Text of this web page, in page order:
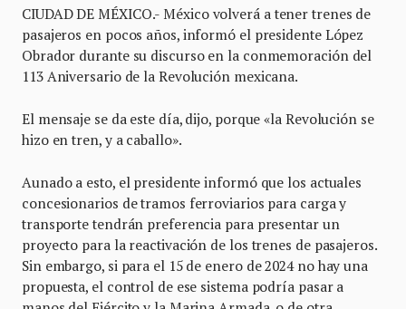
CIUDAD DE MÉXICO.- México volverá a tener trenes de
pasajeros en pocos años, informó el presidente López
Obrador durante su discurso en la conmemoración del
113 Aniversario de la Revolución mexicana.
El mensaje se da este día, dijo, porque «la Revolución se
hizo en tren, y a caballo».
Aunado a esto, el presidente informó que los actuales
concesionarios de tramos ferroviarios para carga y
transporte tendrán preferencia para presentar un
proyecto para la reactivación de los trenes de pasajeros.
Sin embargo, si para el 15 de enero de 2024 no hay una
propuesta, el control de ese sistema podría pasar a